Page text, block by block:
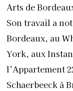
Arts de
Son travail a
Bordeaux, au
York, aux
l’Appartement
Schaerbeeck à